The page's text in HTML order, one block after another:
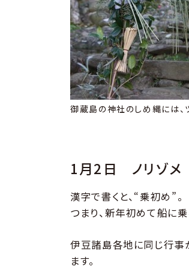
御蔵島の神社のしめ縄には、
1月2日 ノリゾメ
漢字で書くと、“乗初め”。
つまり、新年初めて船に乗
伊豆諸島各地に同じ行事
ます。